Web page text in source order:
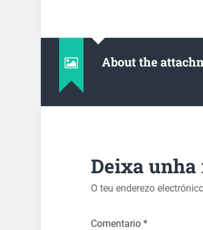
About the
Deixa unha
O teu enderezo
Comentario *